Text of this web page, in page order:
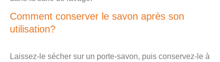
Comment conserver le savon après son
utilisation?
Laissez-le sécher sur un porte-savon, puis conservez-le à